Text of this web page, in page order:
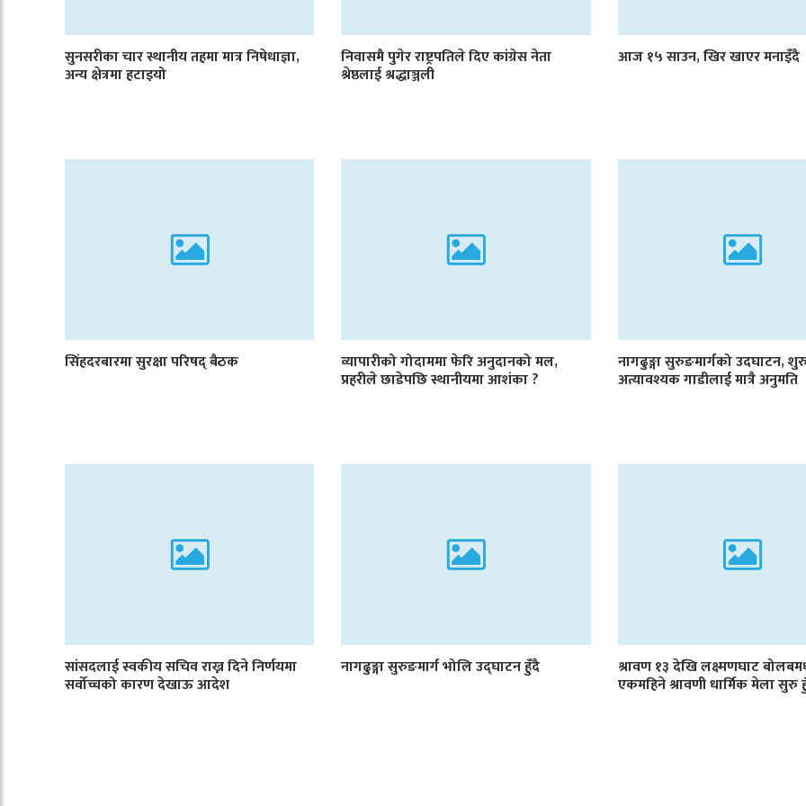
सुनसरीका चार स्थानीय तहमा मात्र निषेधाज्ञा,
अन्य क्षेत्रमा हटाइयो
निवासमै पुगेर राष्ट्रपतिले दिए कांग्रेस नेता
श्रेष्ठलाई श्रद्धाञ्जली
आज १५ साउन, खिर खाएर मनाइँदै
सिंहदरबारमा सुरक्षा परिषद् बैठक व्यापारीको गोदाममा फेरि अनुदानको मल,
प्रहरीले छाडेपछि स्थानीयमा आशंका ?
नागढुङ्गा सुरुङमार्गको उदघाटन,
अत्यावश्यक गाडीलाई मात्रै अनुमति
सांसदलाई स्वकीय सचिव राख्न दिने निर्णयमा
सर्वोच्चको कारण देखाऊ आदेश
नागढुङ्गा सुरुङमार्ग भोलि उद्घाटन हुँदै श्रावण १३ देखि लक्ष्मणघाट
एकमहिने श्रावणी धार्मिक मेला सुरु